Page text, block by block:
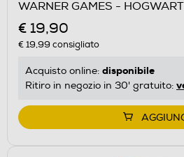
WARNER GAMES -
€ 19,90
€ 19,99 consigliato
Acquisto online: disponibile
Ritiro in negozio in 30' gratuito: